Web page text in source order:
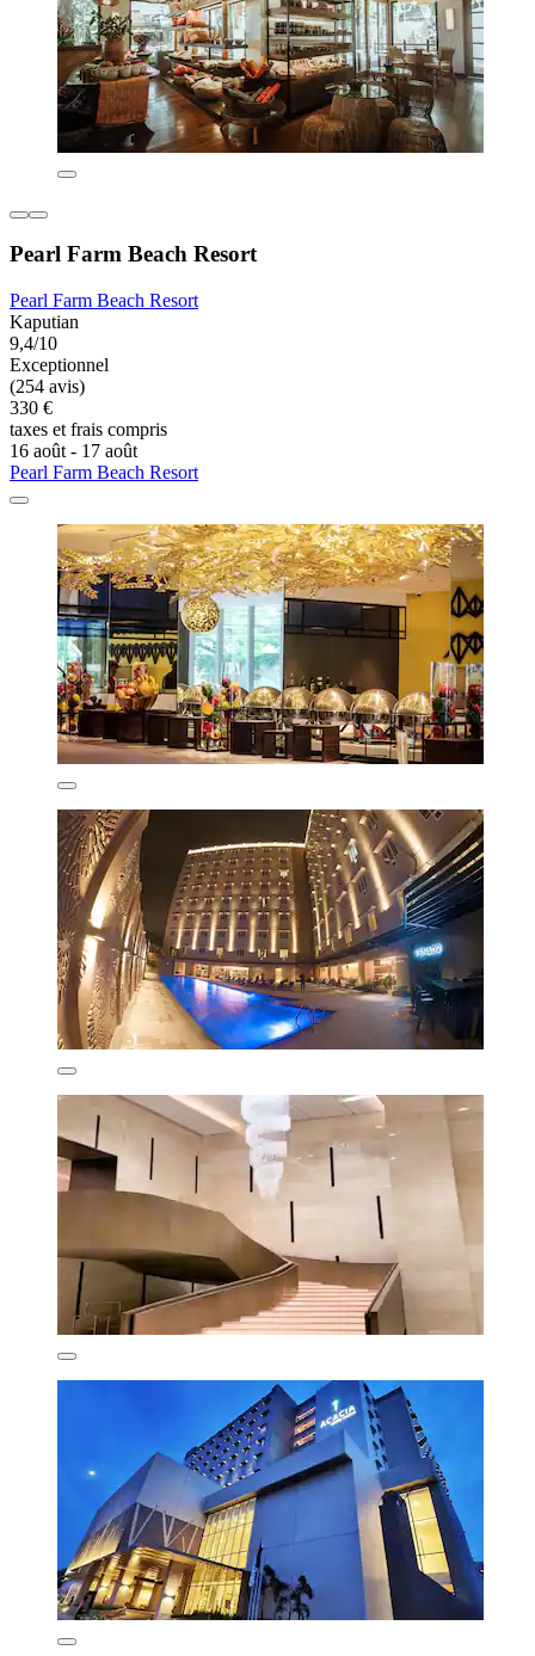
Pearl Farm Beach Resort
Pearl Farm Beach Resort
Kaputian
9,4/10
Exceptionnel
(254 avis)
330 €
taxes et frais compris
16 août - 17 août
Pearl Farm Beach Resort